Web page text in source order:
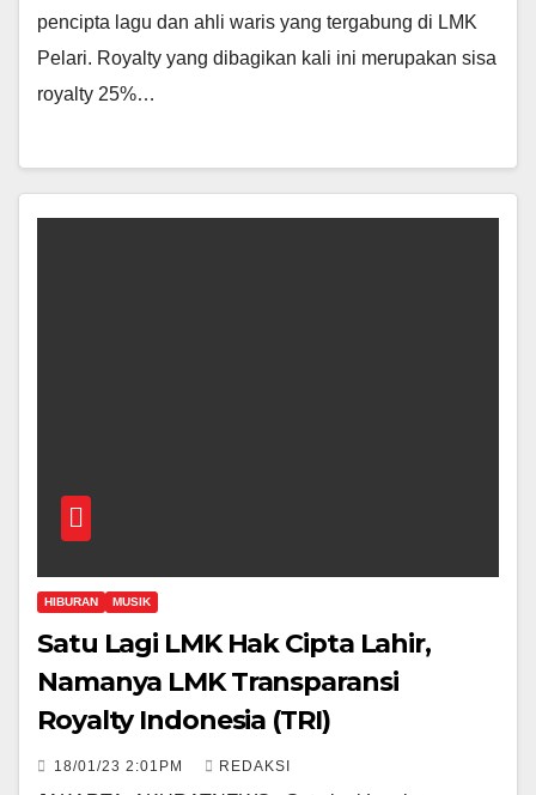
pencipta lagu dan ahli waris yang tergabung di LMK
Pelari. Royalty yang dibagikan kali ini merupakan sisa
royalty 25%…
HIBURAN MUSIK
Satu Lagi LMK Hak Cipta Lahir,
Namanya LMK Transparansi
Royalty Indonesia (TRI)
18/01/23 2:01PM REDAKSI